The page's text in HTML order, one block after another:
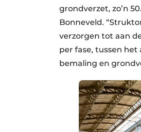
grondverzet, zo’n
Bonneveld.
verzorgen tot aan
per fase, tussen
bemaling en